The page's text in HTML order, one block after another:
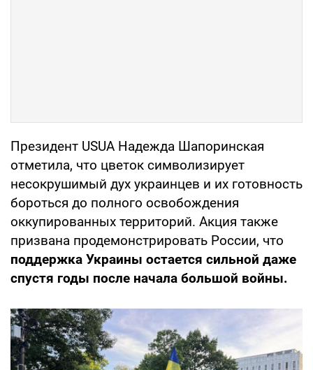
Президент USUA Надежда Шапоринская
отметила, что цветок символизирует
несокрушимый дух украинцев и их готовность
бороться до полного освобождения
оккупированных территорий. Акция также
призвана продемонстрировать России, что
поддержка Украины остается сильной даже
спустя годы после начала большой войны.